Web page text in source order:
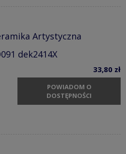
Artystyczna
dek2414X
33,80 zł
POWIADOM O
DOSTĘPNOŚCI